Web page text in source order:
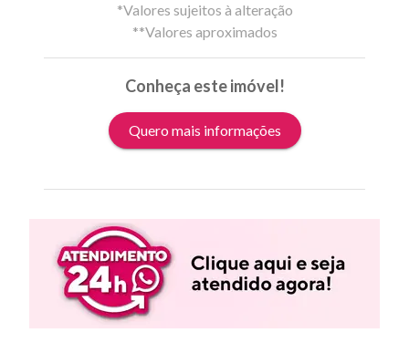
*Valores sujeitos à alteração
**Valores aproximados
Conheça este imóvel!
Quero mais informações